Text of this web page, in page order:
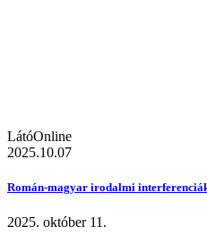
LátóOnline
2025.10.07
Román-magyar irodalmi
2025. október 11.